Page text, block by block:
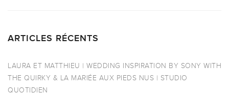
ARTICLES RÉCENTS
LAURA ET MATTHIEU | WEDDING INSPIRATION BY SONY WITH
THE QUIRKY & LA MARIÉE AUX PIEDS NUS | STUDIO
QUOTIDIEN